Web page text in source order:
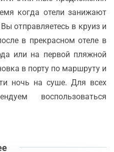
когда отели занижают
отправляетесь в круиз и
в прекрасном отеле в
или на первой пляжной
в порту по маршруту и
ночь на суше. Для всех
воспользоваться